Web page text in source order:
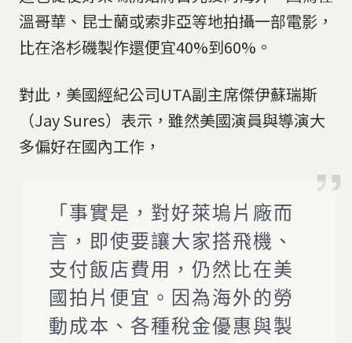
溫哥華、昆士蘭或索非亞等地拍攝一部電影，
比在洛杉磯製作還便宜40%到60%。
對此，美國經紀公司UTA副主席傑伊蘇瑞斯
（Jay Sures）表示，雖然美國演員與導演大
多偏好在國內工作，
「事實是，對好萊塢片廠而
言，即使要讓大家搭飛機、
支付飯店費用，仍然比在美
國拍片便宜。因為海外的勞
動成本、各種稅金優惠與製